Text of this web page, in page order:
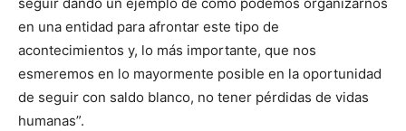
en una entidad para afrontar este tipo de
acontecimientos y, lo más importante, que nos
esmeremos en lo mayormente posible en la oportunidad
de seguir con saldo blanco, no tener pérdidas de vidas
humanas”.